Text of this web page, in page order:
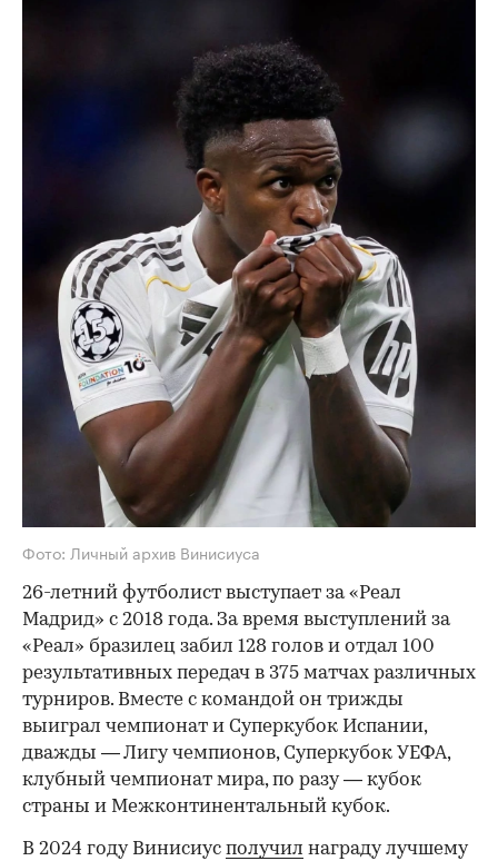
Фото: Личный архив Винисиуса
26-летний футболист выступает за «Реал
Мадрид» с 2018 года. За время выступлений за
«Реал» бразилец забил 128 голов и отдал 100
результативных передач в 375 матчах различных
турниров. Вместе с командой он трижды
выиграл чемпионат и Суперкубок Испании,
дважды — Лигу чемпионов, Суперкубок УЕФА,
клубный чемпионат мира, по разу — кубок
страны и Межконтинентальный кубок.
В 2024 году Винисиус получил награду лучшему